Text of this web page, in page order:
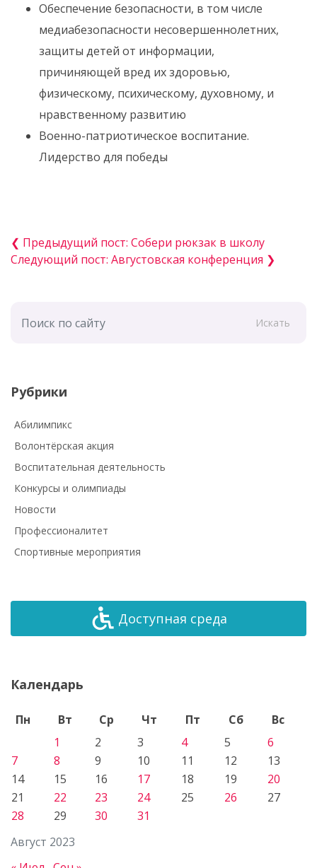
Обеспечение безопасности, в том числе
медиабезопасности несовершеннолетних,
защиты детей от информации,
причиняющей вред их здоровью,
физическому, психическому, духовному, и
нравственному развитию
Военно-патриотическое воспитание.
Лидерство для победы
❮ Предыдущий пост: Собери рюкзак в школу
Следующий пост: Августовская конференция ❯
Искать
Рубрики
Абилимпикс
Волонтёрская акция
Воспитательная деятельность
Конкурсы и олимпиады
Новости
Профессионалитет
Спортивные мероприятия
Доступная среда
Календарь
Август 2023
Пн Вт Ср Чт Пт Сб
Вс
1
2 3 4 5
6
7
8 9 10 11 12
13
14
15 16 17 18 19
20
21
22 23 24 25 26
27
28
29 30 31